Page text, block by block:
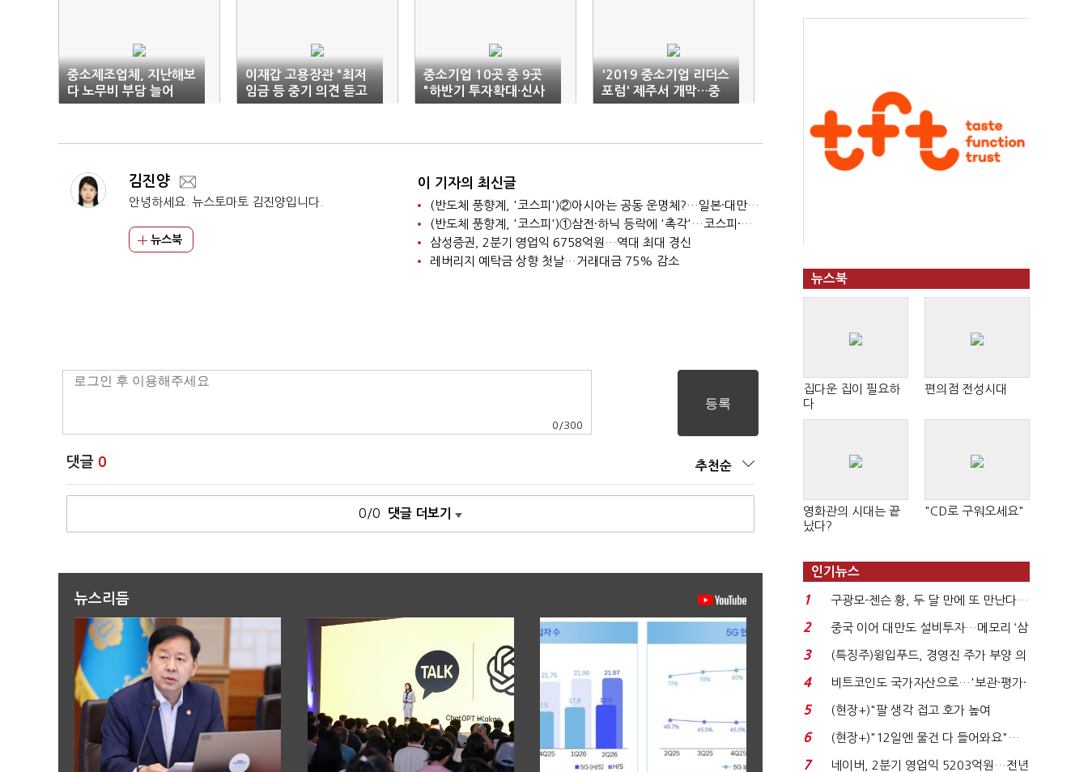
중소제조업체, 지난해보
다 노무비 부담 늘어
이재갑 고용장관 "최저
임금 등 중기 의견 듣고
지원"
중소기업 10곳 중 9곳
"하반기 투자확대·신사
업진출 없다"
'2019 중소기업 리더스
포럼' 제주서 개막…중
소기업인 750여명 한자
김진양
안녕하세요. 뉴스토마토 김진양입니다.
뉴스북
이 기자의 최신글
(반도체 풍향계, '코스피')②아시아는 공동 운명체?…일본·대만도 '동반 출렁'
(반도체 풍향계, '코스피')①삼전·하닉 등락에 '촉각'…코스피·나스닥 '한 몸'
삼성증권, 2분기 영업익 6758억원…역대 최대 경신
레버리지 예탁금 상향 첫날…거래대금 75% 감소
0 /300
댓글 0 추천순
0/0 댓글 더보기
뉴스리듬
뉴스북
집다운 집이 필요하
다
편의점 전성시대
영화관의 시대는 끝
났다?
"CD로 구워오세요"
인기뉴스
1
구광모-젠슨 황, 두 달 만에 또 만난다…
로봇·AI 등 논...
2
중국 이어 대만도 설비투자…메모리 ‘삼
국전쟁’
3
(특징주)윙입푸드, 경영진 주가 부양 의
지에 상한가...
4
비트코인도 국가자산으로…'보관·평가·
처분' 기준은 ...
5
(현장+)"팔 생각 접고 호가 높여
요"…'덜 똘똘한 한 채' 20...
6
(현장+)"12일엔 물건 다 들어와요"…
빈 매대 채우며 문 연 ...
7
네이버, 2분기 영업익 5203억원…전년